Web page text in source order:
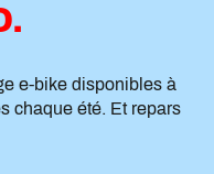
e-bike disponibles à
chaque été. Et repars